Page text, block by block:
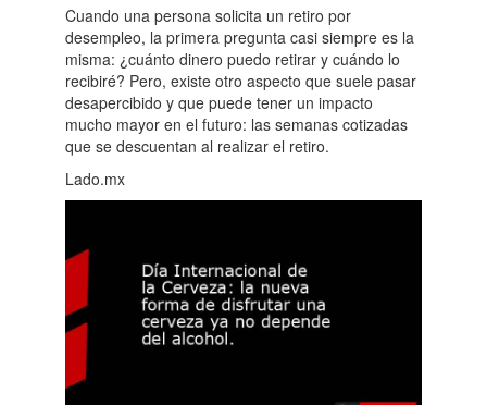
Cuando una persona solicita un retiro por
desempleo, la primera pregunta casi siempre es la
misma: ¿cuánto dinero puedo retirar y cuándo lo
recibiré? Pero, existe otro aspecto que suele pasar
desapercibido y que puede tener un impacto
mucho mayor en el futuro: las semanas cotizadas
que se descuentan al realizar el retiro.
Lado.mx